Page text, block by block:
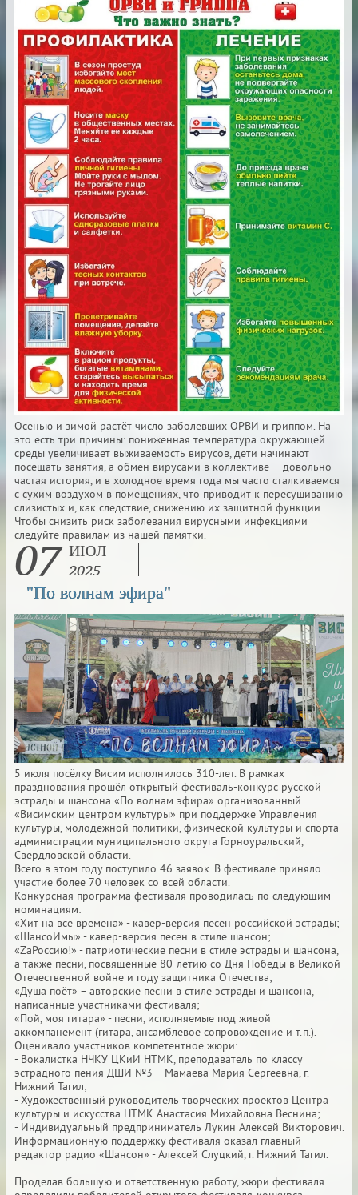
Осенью и зимой растёт число заболевших ОРВИ и гриппом. На
это есть три причины: пониженная температура окружающей
среды увеличивает выживаемость вирусов, дети начинают
посещать занятия, а обмен вирусами в коллективе — довольно
частая история, и в холодное время года мы часто сталкиваемся
с сухим воздухом в помещениях, что приводит к пересушиванию
слизистых и, как следствие, снижению их защитной функции.
Чтобы снизить риск заболевания вирусными инфекциями
следуйте правилам из нашей памятки.
07 ИЮЛ
2025
"По волнам эфира"
5 июля посёлку Висим исполнилось 310-лет. В рамках
празднования прошёл открытый фестиваль-конкурс русской
эстрады и шансона «По волнам эфира» организованный
«Висимским центром культуры» при поддержке Управления
культуры, молодёжной политики, физической культуры и спорта
администрации муниципального округа Горноуральский,
Свердловской области.
Всего в этом году поступило 46 заявок. В фестивале приняло
участие более 70 человек со всей области.
Конкурсная программа фестиваля проводилась по следующим
номинациям:
«Хит на все времена» - кавер-версия песен российской эстрады;
«ШансоИмы» - кавер-версия песен в стиле шансон;
«ZaРоссию!» - патриотические песни в стиле эстрады и шансона,
а также песни, посвященные 80-летию со Дня Победы в Великой
Отечественной войне и году защитника Отечества;
«Душа поёт» – авторские песни в стиле эстрады и шансона,
написанные участниками фестиваля;
«Пой, моя гитара» - песни, исполняемые под живой
аккомпанемент (гитара, ансамблевое сопровождение и т.п.).
Оценивало участников компетентное жюри:
- Вокалистка НЧКУ ЦКиИ НТМК, преподаватель по классу
эстрадного пения ДШИ №3 – Мамаева Мария Сергеевна, г.
Нижний Тагил;
- Художественный руководитель творческих проектов Центра
культуры и искусства НТМК Анастасия Михайловна Веснина;
- Индивидуальный предприниматель Лукин Алексей Викторович.
Информационную поддержку фестиваля оказал главный
редактор радио «Шансон» - Алексей Слуцкий, г. Нижний Тагил.
Проделав большую и ответственную работу, жюри фестиваля